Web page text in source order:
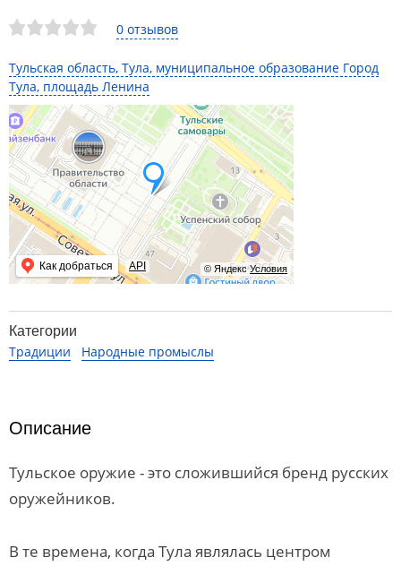
0 отзывов
Тульская область, Тула, муниципальное образование Город
Тула, площадь Ленина
© Яндекс Условия
Как добраться API
Категории
Традиции Народные промыслы
Описание
Тульское оружие - это сложившийся бренд русских
оружейников.
В те времена, когда Тула являлась центром